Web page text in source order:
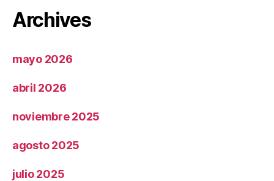
Archives
mayo 2026
abril 2026
noviembre 2025
agosto 2025
julio 2025